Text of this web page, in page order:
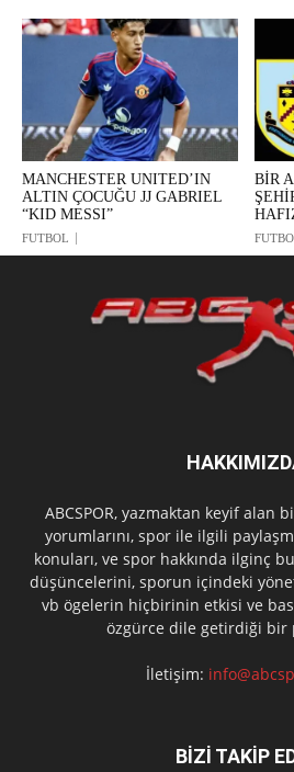
MANCHESTER UNITED’IN
ALTIN ÇOCUĞU JJ GABRIEL
“KID MESSI”
FUTBOL
BİR
ABCSPOR, yazmaktan keyif alan
yorumlarını, spor ile ilgili
konuları, ve spor hakkında ilginç
düşüncelerini, sporun içindeki
vb ögelerin hiçbirinin etkisi ve
özgürce dile getirdiği bir
İletişim:
BİZİ TAKİP